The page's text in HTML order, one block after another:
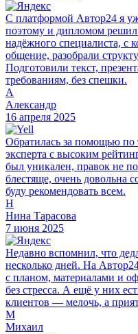
С платформой Автор24 я
поэтому и дипломом
надёжного специалиста, с
общение, разобрали
Подготовили текст,
требованиям, без спешки.
А
Александр
16 апреля 2025
Обратилась за помощью по
эксперта с высоким
был уникален, правок не
блестяще, очень довольна
буду рекомендовать всем.
Н
Нина Тарасова
7 июня 2025
Недавно вспомнил, что
несколько дней. На
с планом, материалами и
без стресса. А ещё у них
клиентов — мелочь, а
М
Михаил